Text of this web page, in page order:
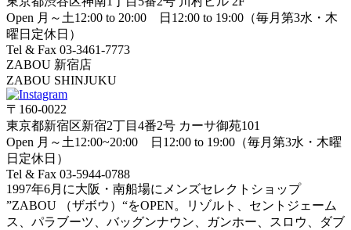
Open 月～土12:00 to 20:00 日12:00 to 19:00（毎月第3水・木
曜日定休日）
Tel & Fax 03-3461-7773
ZABOU 新宿店
ZABOU SHINJUKU
〒160-0022
東京都新宿区新宿2丁目4番2号 カーサ御苑101
Open 月～土12:00~20:00 日12:00 to 19:00（毎月第3水・木曜
日定休日）
Tel & Fax 03-5944-0788
1997年6月に大阪・南船場にメンズセレクトショップ
”ZABOU （ザボウ）“をOPEN。リゾルト、セントジェーム
ス、パラブーツ、バッグンナウン、ガンホー、スロウ、ダブ